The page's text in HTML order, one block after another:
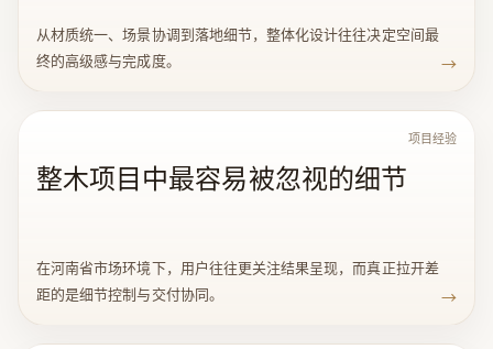
从材质统一、场景协调到落地细节，整体化设计往往决定空间最
终的高级感与完成度。
→
项目经验
整木项目中最容易被忽视的细节
在河南省市场环境下，用户往往更关注结果呈现，而真正拉开差
距的是细节控制与交付协同。
→